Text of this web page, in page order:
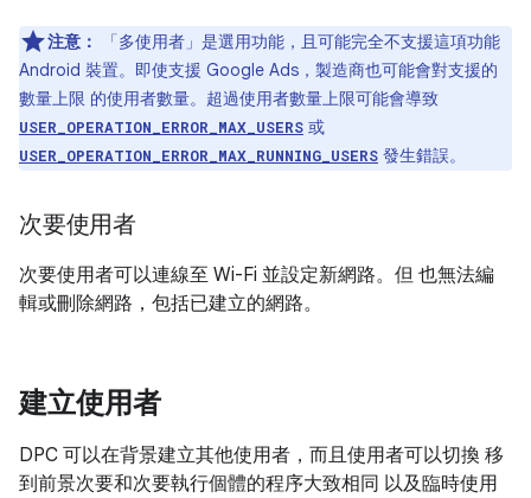
注意： 「多使用者」 是選用功能，且可能完全不支援這項功能
Android 裝置。即使支援 Google Ads，製造商也可能會對支援的
數量上限 的使用者數量。超過使用者數量上限可能會導致
USER_OPERATION_ERROR_MAX_USERS 或
USER_OPERATION_ERROR_MAX_RUNNING_USERS 發生錯誤。
次要使用者
次要使用者可以連線至 Wi-Fi 並設定新網路。但 也無法編
輯或刪除網路，包括已建立的網路。
建立使用者
DPC 可以在背景建立其他使用者，而且使用者可以切換 移
到前景次要和次要執行個體的程序大致相同 以及臨時使用